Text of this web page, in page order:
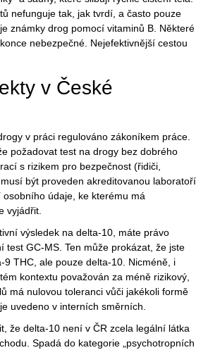
nefunguje tak, jak tvrdí, a často pouze
známky drog pomocí vitaminů B. Některé
nebezpečné. Nejefektivnější cestou
v České
v práci regulováno zákoníkem práce.
požadovat test na drogy bez dobrého
s rizikem pro bezpečnost (řidiči,
být proveden akreditovanou laboratoří
údaje, ke kterému má
vyjádřit.
výsledek na delta-10, máte právo
test GC-MS. Ten může prokázat, že jste
9 THC, ale pouze delta-10. Nicméně, i
kontextu považován za méně rizikový,
má nulovou toleranci vůči jakékoli formě
uvedeno v interních směrních.
že delta-10 není v ČR zcela legální látka
Spadá do kategorie „psychotropních